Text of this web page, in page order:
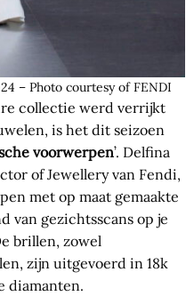
– Photo courtesy of FENDI
collectie werd verrijkt
is het dit seizoen
voorwerpen’. Delfina
of Jewellery van Fendi,
met op maat gemaakte
van gezichtsscans op je
brillen, zowel
zijn uitgevoerd in 18k
diamanten.